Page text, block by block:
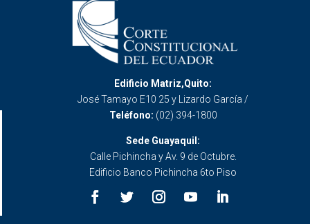
Edificio Matriz,Quito:
José Tamayo E10 25 y Lizardo García /
Teléfono: (02) 394-1800
Sede Guayaquil:
Calle Pichincha y Av. 9 de Octubre.
Edificio Banco Pichincha 6to Piso